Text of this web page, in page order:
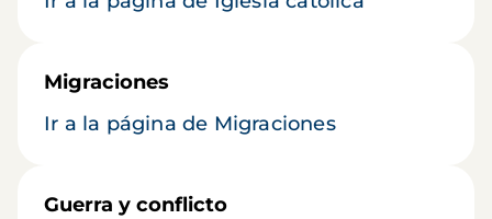
Migraciones
Ir a la página de Migraciones
Guerra y conflicto